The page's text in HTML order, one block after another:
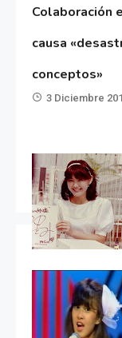
Colaboración
causa
conceptos»
3 Diciembre